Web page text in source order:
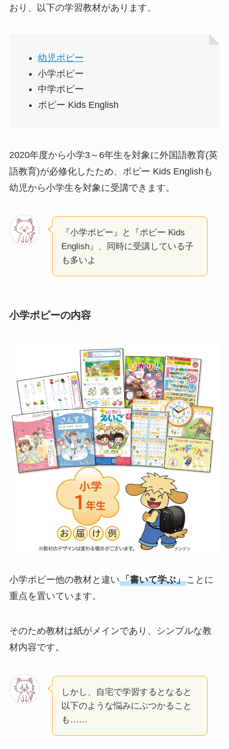
おり、以下の学習教材があります。
幼児ポピー
小学ポピー
中学ポピー
ポピー Kids English
2020年度から小学3～6年生を対象に外国語教育(英
語教育)が必修化したため、ポピー Kids Englishも
幼児から小学生を対象に受講できます。
『小学ポピー』と『ポピー Kids
English』、同時に受講している子
も多いよ
小学ポピーの内容
小学ポピー他の教材と違い「書いて学ぶ」ことに
重点を置いています。
そのため教材は紙がメインであり、シンプルな教
材内容です。
しかし、自宅で学習するとなると
以下のような悩みにぶつかること
も……